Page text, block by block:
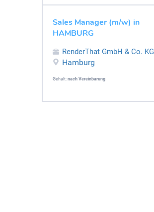
Sales Manager (m/w) in
HAMBURG
RenderThat GmbH & Co. KG
Hamburg
Gehalt: nach Vereinbarung